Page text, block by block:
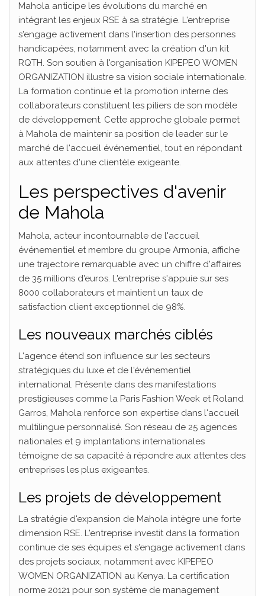
Mahola anticipe les évolutions du marché en
intégrant les enjeux RSE à sa stratégie. L'entreprise
s'engage activement dans l'insertion des personnes
handicapées, notamment avec la création d'un kit
RQTH. Son soutien à l'organisation KIPEPEO WOMEN
ORGANIZATION illustre sa vision sociale internationale.
La formation continue et la promotion interne des
collaborateurs constituent les piliers de son modèle
de développement. Cette approche globale permet
à Mahola de maintenir sa position de leader sur le
marché de l'accueil événementiel, tout en répondant
aux attentes d'une clientèle exigeante.
Les perspectives d'avenir
de Mahola
Mahola, acteur incontournable de l'accueil
événementiel et membre du groupe Armonia, affiche
une trajectoire remarquable avec un chiffre d'affaires
de 35 millions d'euros. L'entreprise s'appuie sur ses
8000 collaborateurs et maintient un taux de
satisfaction client exceptionnel de 98%.
Les nouveaux marchés ciblés
L'agence étend son influence sur les secteurs
stratégiques du luxe et de l'événementiel
international. Présente dans des manifestations
prestigieuses comme la Paris Fashion Week et Roland
Garros, Mahola renforce son expertise dans l'accueil
multilingue personnalisé. Son réseau de 25 agences
nationales et 9 implantations internationales
témoigne de sa capacité à répondre aux attentes des
entreprises les plus exigeantes.
Les projets de développement
La stratégie d'expansion de Mahola intègre une forte
dimension RSE. L'entreprise investit dans la formation
continue de ses équipes et s'engage activement dans
des projets sociaux, notamment avec KIPEPEO
WOMEN ORGANIZATION au Kenya. La certification
norme 20121 pour son système de management